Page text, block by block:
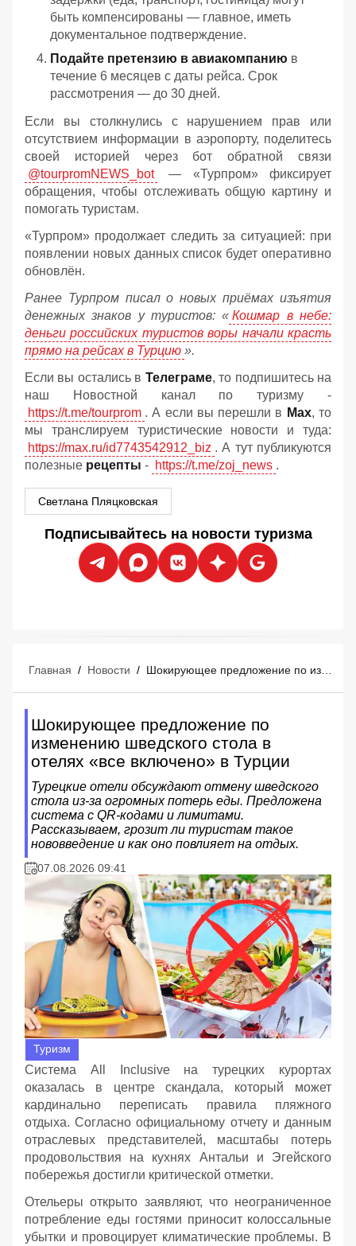
быть компенсированы — главное, иметь
документальное подтверждение.
Подайте претензию в авиакомпанию в
течение 6 месяцев с даты рейса. Срок
рассмотрения — до 30 дней.
Если вы столкнулись с нарушением прав или
отсутствием информации в аэропорту, поделитесь
своей историей через бот обратной связи
@tourpromNEWS_bot
— «Турпром» фиксирует
обращения, чтобы отслеживать общую картину и
помогать туристам.
«Турпром» продолжает следить за ситуацией: при
появлении новых данных список будет оперативно
обновлён.
Ранее Турпром писал о новых приёмах изъятия
денежных знаков у туристов: « Кошмар в небе:
деньги российских туристов воры начали красть
прямо на рейсах в Турцию ».
Если вы остались в Телеграме, то подпишитесь на
наш Новостной канал по туризму -
https://t.me/tourprom . А если вы перешли в Мах, то
мы транслируем туристические новости и туда:
https://max.ru/id7743542912_biz . А тут публикуются
полезные рецепты - https://t.me/zoj_news .
Светлана Пляцковская
Подписывайтесь на новости туризма
Главная / Новости /
Шокирующее предложение по
изменению шведского стола в
отелях «все включено» в Турции
Турецкие отели обсуждают отмену шведского
стола из-за огромных потерь еды. Предложена
система с QR-кодами и лимитами.
Рассказываем, грозит ли туристам такое
нововведение и как оно повлияет на отдых.
07.08.2026 09:41
Туризм
Система All Inclusive на турецких курортах
оказалась в центре скандала, который может
кардинально переписать правила пляжного
отдыха. Согласно официальному отчету и данным
отраслевых представителей, масштабы потерь
продовольствия на кухнях Антальи и Эгейского
побережья достигли критической отметки.
Отельеры открыто заявляют, что неограниченное
потребление еды гостями приносит колоссальные
убытки и провоцирует климатические проблемы. В